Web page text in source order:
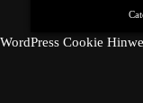
WordPress Cookie